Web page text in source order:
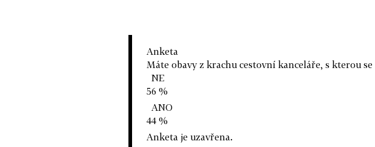
Anketa
Máte obavy z krachu cestovní kanceláře, s kterou
NE
56 %
ANO
44 %
Anketa je uzavřena.